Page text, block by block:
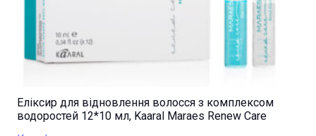
Еліксир для відновлення волосся з комплексом
водоростей 12*10 мл, Kaaral Maraes Renew Care